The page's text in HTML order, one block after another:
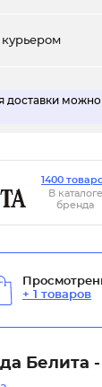
курьером
доставки можно
1400
В каталоге
бренда
+ 1 товаров
Белита